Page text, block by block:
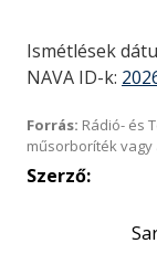
Ismétlések
NAVA ID-k:
Forrás: Rádió- és
műsorboríték
Szerző: